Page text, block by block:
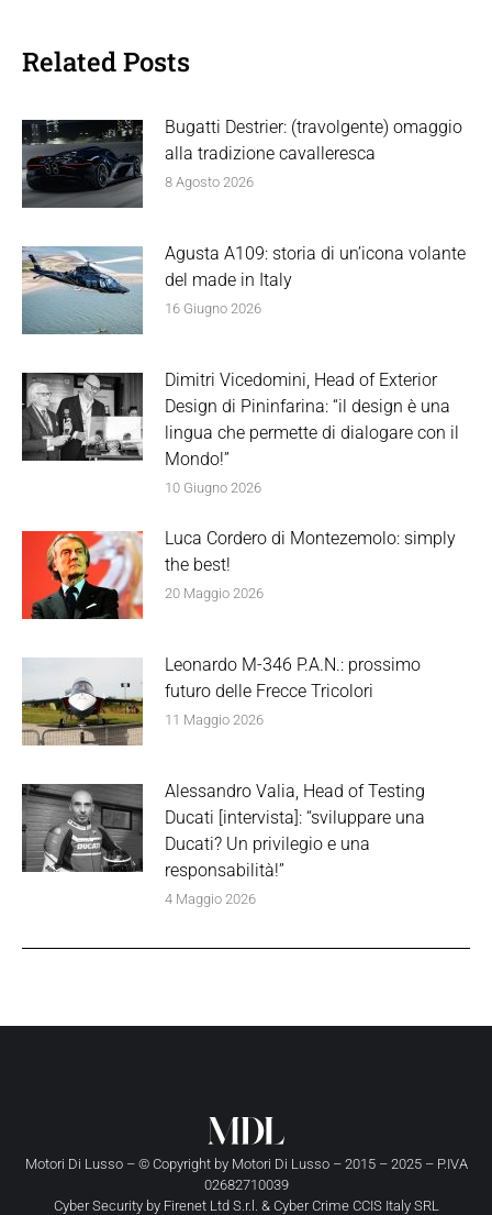
Related Posts
Bugatti Destrier: (travolgente) omaggio
alla tradizione cavalleresca
8 Agosto 2026
Agusta A109: storia di un’icona volante
del made in Italy
16 Giugno 2026
Dimitri Vicedomini, Head of Exterior
Design di Pininfarina: “il design è una
lingua che permette di dialogare con il
Mondo!”
10 Giugno 2026
Luca Cordero di Montezemolo: simply
the best!
20 Maggio 2026
Leonardo M-346 P.A.N.: prossimo
futuro delle Frecce Tricolori
11 Maggio 2026
Alessandro Valia, Head of Testing
Ducati [intervista]: “sviluppare una
Ducati? Un privilegio e una
responsabilità!”
4 Maggio 2026
Motori Di Lusso – © Copyright by Motori Di Lusso– 2015 – 2025 – P.IVA
02682710039
Cyber Security by Firenet Ltd S.r.l. & Cyber Crime CCIS Italy SRL